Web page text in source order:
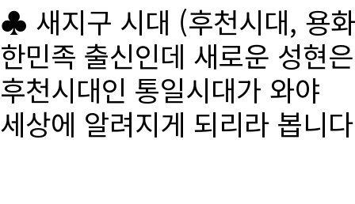
♣ 새지구 시대 (후천시대, 용
한민족 출신인데 새로운 성현
후천시대인 통일시대가 와야
세상에 알려지게 되리라 봅니